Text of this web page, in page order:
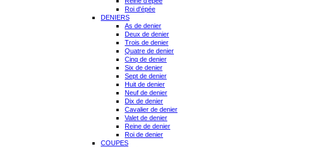
Roi d'épée
DENIERS
As de denier
Deux de denier
Trois de denier
Quatre de denier
Cinq de denier
Six de denier
Sept de denier
Huit de denier
Neuf de denier
Dix de denier
Cavalier de denier
Valet de denier
Reine de denier
Roi de denier
COUPES